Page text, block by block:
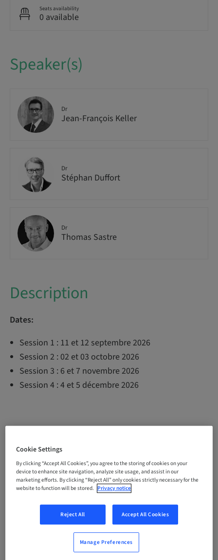
Seats availability
0 available
Speaker(s)
Dr
Jean-François Keller
Dr
Stéphan Duffort
Dr
Thomas Sastre
Description
Dates:
Session 1 : 11 et 12 septembre 2026
Session 2 : 02 et 03 octobre 2026
Session 3 : 6 et 7 novembre 2026
Session 4 : 4 et 5 décembre 2026
Perfectionner ses connaissances dans la pose
d’implants par voie crestale. Améliorer sa pratique
pour réaliser des soulevés de sinus.
Praticiens uniquement ou avec leur assistante
Cookie Settings
By clicking “Accept All Cookies”, you agree to the storing of cookies on your
device to enhance site navigation, analyze site usage, and assist in our
marketing efforts. By clicking “Reject All” only cookies strictly necessary for the
website to function will be stored. Privacy notice
Reject All Accept All Cookies
Manage Preferences